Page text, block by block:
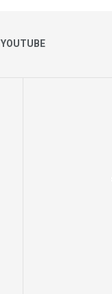
YOUTUBE